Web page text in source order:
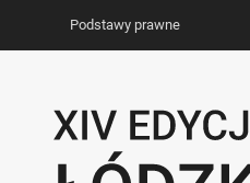
Podstawy prawne